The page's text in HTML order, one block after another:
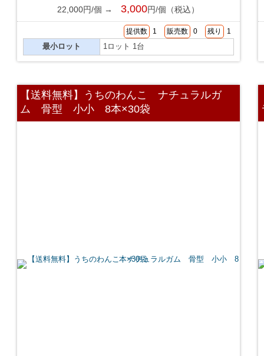
22,000円/個 → 3,000円/個（税込）
提供数 1 販売数 0 残り 1
最小ロット 1ロット 1台
【送料無料】うちのわんこ ナチュラルガ
ム 骨型 小小 8本×30袋